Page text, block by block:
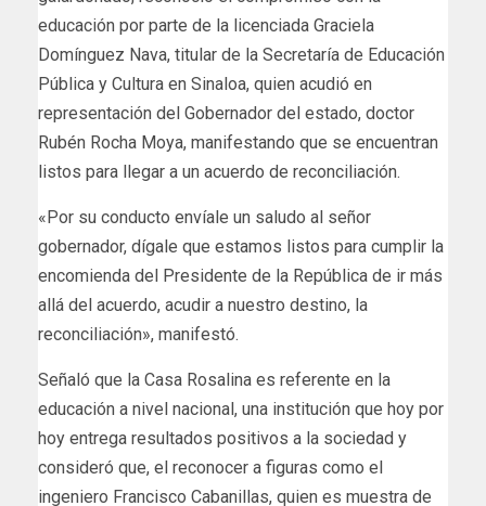
educación por parte de la licenciada Graciela
Domínguez Nava, titular de la Secretaría de Educación
Pública y Cultura en Sinaloa, quien acudió en
representación del Gobernador del estado, doctor
Rubén Rocha Moya, manifestando que se encuentran
listos para llegar a un acuerdo de reconciliación.
«Por su conducto envíale un saludo al señor
gobernador, dígale que estamos listos para cumplir la
encomienda del Presidente de la República de ir más
allá del acuerdo, acudir a nuestro destino, la
reconciliación», manifestó.
Señaló que la Casa Rosalina es referente en la
educación a nivel nacional, una institución que hoy por
hoy entrega resultados positivos a la sociedad y
consideró que, el reconocer a figuras como el
ingeniero Francisco Cabanillas, quien es muestra de